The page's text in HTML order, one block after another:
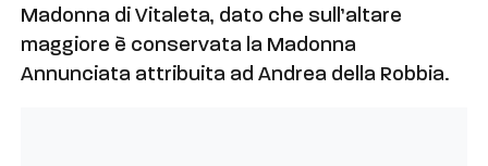
Madonna di Vitaleta, dato che sull’altare
maggiore è conservata la Madonna
Annunciata attribuita ad Andrea della Robbia.